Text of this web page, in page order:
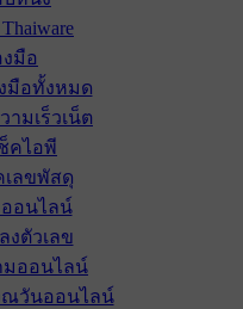
งมือ
มือทั้งหมด
ามเร็วเน็ต
คไอพี
เลขพัสดุ
อนไลน์
งตัวเลข
มออนไลน์
ณวันออนไลน์